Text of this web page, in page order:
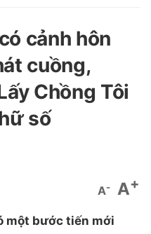
cảnh hôn
cuồng,
Chồng Tôi
số
A- A+
một bước tiến mới